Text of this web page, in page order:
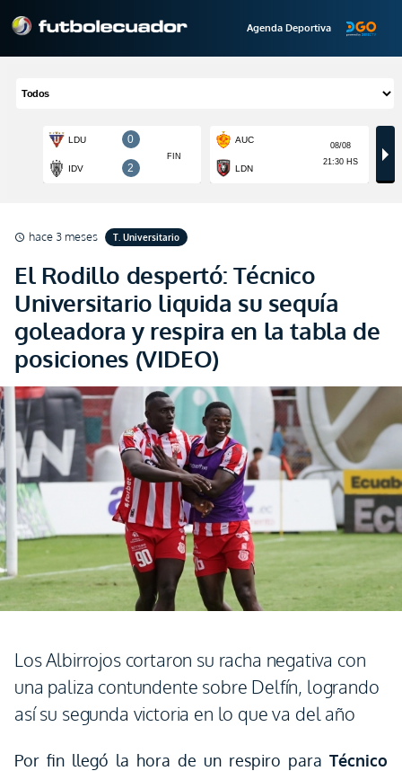
Agenda Deportiva
schedule hace 3 meses T. Universitario
El Rodillo despertó: Técnico
Universitario liquida su sequía
goleadora y respira en la tabla de
posiciones (VIDEO)
Los Albirrojos cortaron su racha negativa con
una paliza contundente sobre Delfín, logrando
así su segunda victoria en lo que va del año
Por fin llegó la hora de un respiro para Técnico